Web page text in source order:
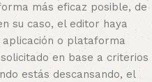
más eficaz posible, de
su caso, el editor haya
aplicación o plataforma
en base a criterios
estás descansando, el